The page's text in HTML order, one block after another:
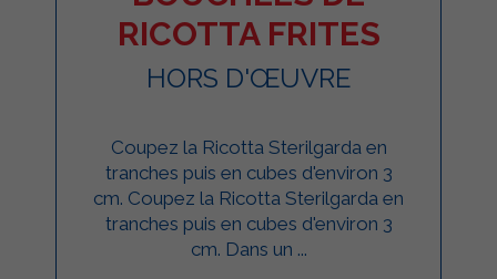
RICOTTA FRITES
HORS D'ŒUVRE
Coupez la Ricotta Sterilgarda en
tranches puis en cubes d'environ 3
cm. Coupez la Ricotta Sterilgarda en
tranches puis en cubes d'environ 3
cm. Dans un ...